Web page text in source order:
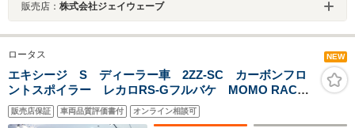
販売店： 株式会社ジェイウェーブ
ロータス NEW
エキシージ S ディーラー車 2ZZ-SC カーボンフロ
ントスポイラー レカロRS-Gフルバケ MOMO RACE
ステアリング ステアリングクイックリリース リアビ
ューモニター カロッツェリア1DINオーディオ
販売店保証 車両品質評価書付 オンライン相談可